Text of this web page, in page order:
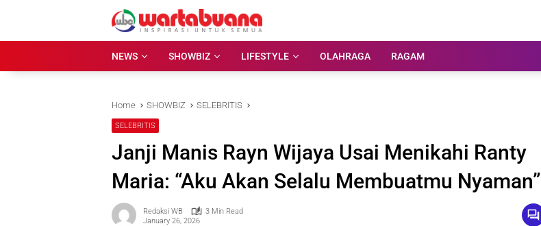
NEWS
SHOWBIZ LIFESTYLE OLAHRAGA RAGAM
Home SHOWBIZ SELEBRITIS
SELEBRITIS
Janji Manis Rayn Wijaya Usai Menikahi Ranty
Maria: “Aku Akan Selalu Membuatmu Nyaman”
Redaksi WB
3 Min Read
January 26, 2026